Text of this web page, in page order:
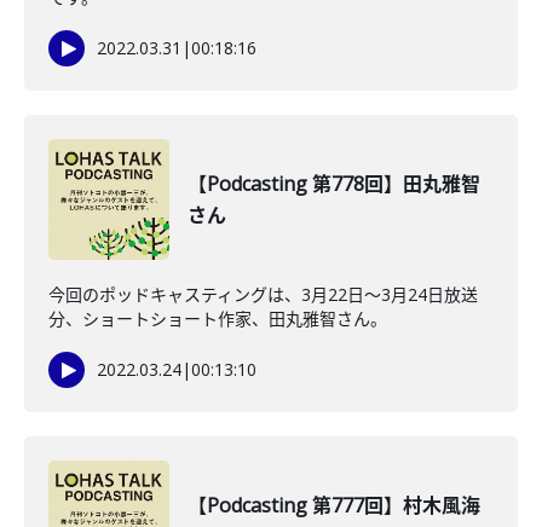
2022.03.31 |00:18:16
【Podcasting 第778回】田丸雅智
さん
今回のポッドキャスティングは、3月22日〜3月24日放送
分、ショートショート作家、田丸雅智さん。
2022.03.24|00:13:10
【Podcasting 第777回】村木風海